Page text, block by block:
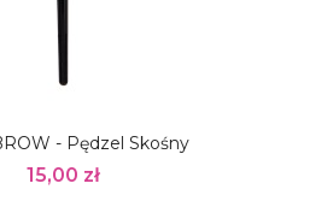
- Pędzel Skośny
15,00 zł